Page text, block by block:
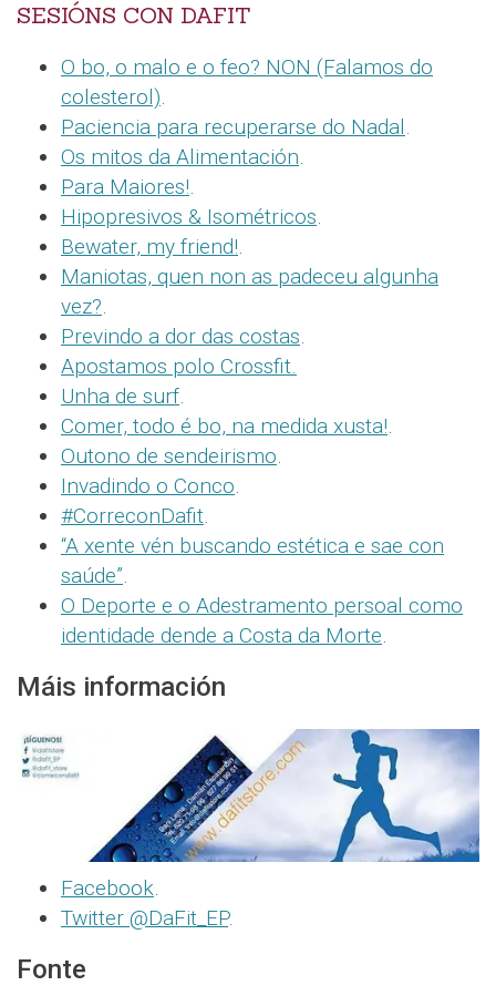
SESIÓNS CON DAFIT
O bo, o malo e o feo? NON (Falamos do
colesterol).
Paciencia para recuperarse do Nadal.
Os mitos da Alimentación.
Para Maiores!.
Hipopresivos & Isométricos.
Bewater, my friend!.
Maniotas, quen non as padeceu algunha
vez?.
Previndo a dor das costas.
Apostamos polo Crossfit.
Unha de surf.
Comer, todo é bo, na medida xusta!.
Outono de sendeirismo.
Invadindo o Conco.
#CorreconDafit.
“A xente vén buscando estética e sae con
saúde”.
O Deporte e o Adestramento persoal como
identidade dende a Costa da Morte.
Máis información
Facebook.
Twitter @DaFit_EP.
Fonte